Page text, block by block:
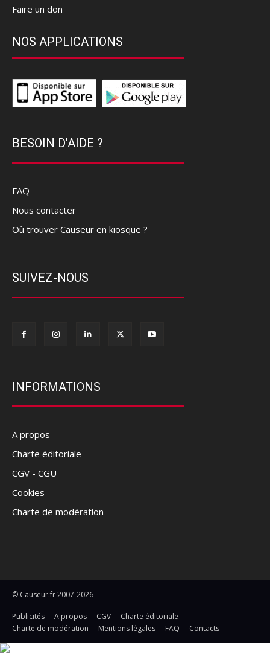
Faire un don
NOS APPLICATIONS
BESOIN D'AIDE ?
FAQ
Nous contacter
Où trouver Causeur en kiosque ?
SUIVEZ-NOUS
INFORMATIONS
A propos
Charte éditoriale
CGV - CGU
Cookies
Charte de modération
© Causeur.fr 2007-2026
Publicités A propos CGV
Charte éditoriale
Charte de modération
Mentions légales FAQ Contacts